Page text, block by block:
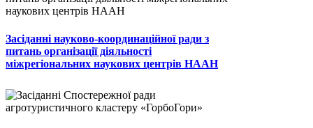
Засіданні науково-координаційної ради з
питань організації діяльності
міжрегіональних наукових центрів НААН